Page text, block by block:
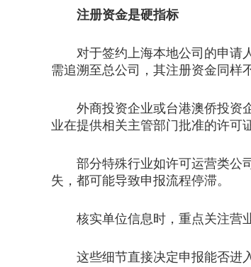
注册资金是硬指标
对于签约上海本地公司的申请人
需追溯至总公司，其注册资金同样
外商投资企业或台港澳侨投资企
业在提供相关主管部门批准的许可
部分特殊行业如许可运营类公司
失，都可能导致申报流程停滞。
核实单位信息时，重点关注营业
这些细节直接决定申报能否进入